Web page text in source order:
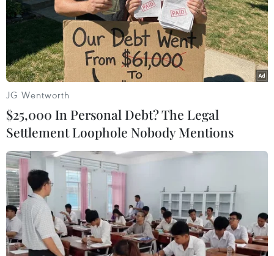
Tuyên dương 50 công trình thanh niên
tiêu biểu làm theo lời Bác
JG Wentworth
$25,000 In Personal Debt? The Legal
Settlement Loophole Nobody Mentions